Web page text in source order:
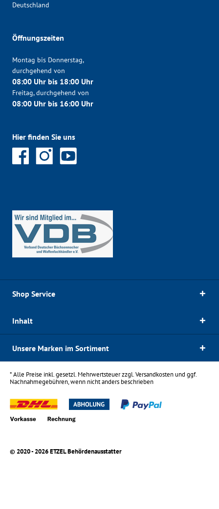
Deutschland
Öffnungszeiten
Montag bis Donnerstag,
durchgehend von
08:00 Uhr bis 18:00 Uhr
Freitag, durchgehend von
08:00 Uhr bis 16:00 Uhr
Hier finden Sie uns
Shop Service
Inhalt
Unsere Marken im Sortiment
* Alle Preise inkl. gesetzl. Mehrwertsteuer zzgl.Versandkostenund ggf.
Nachnahmegebühren, wenn nicht anders beschrieben
© 2020 - 2026 ETZEL Behördenausstatter